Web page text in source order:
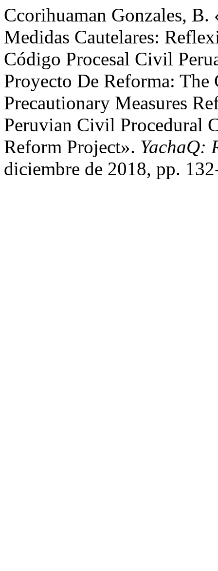
Ccorihuaman Gonzales,
Medidas Cautelares:
Código Procesal Civil
Proyecto De Reforma:
Precautionary Measures
Peruvian Civil Procedural
Reform Project». YachaQ:
diciembre de 2018, pp.